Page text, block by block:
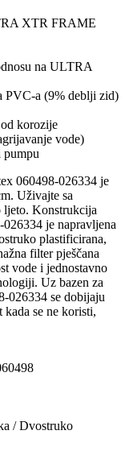
XTR FRAME
na ULTRA
PVC-a (9% deblji zid)
korozije
vode)
pumpu
060498-026334 je
Uživajte sa
ljeto. Konstrukcija
je napravljena
plastificirana,
filter pješčana
vode i jednostavno
Uz bazen za
026334 se dobijaju
kada se ne koristi,
/ Dvostruko